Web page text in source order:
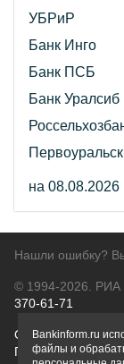
УБРиР
Банк Инго
Банк ПСБ
Банк Уралсиб
на 08.08.2026
Нашли ошибку?
© 1994-2026. РИА
370-61-71
О проекте
Правовая
Bankinform.ru
файлы и